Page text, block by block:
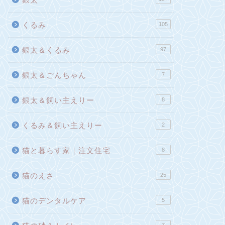
くるみ 105
銀太＆くるみ 97
銀太＆ごんちゃん 7
銀太＆飼い主えりー 8
くるみ＆飼い主えりー 2
猫と暮らす家｜注文住宅 8
猫のえさ 25
猫のデンタルケア 5